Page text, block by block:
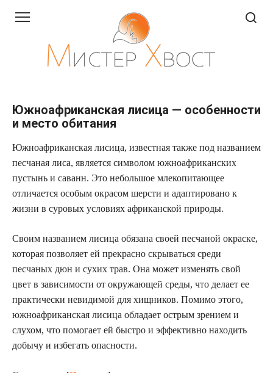
Южноафриканская лисица — особенности
и место обитания
Южноафриканская лисица, известная также под названием
песчаная лиса, является символом южноафриканских
пустынь и саванн. Это небольшое млекопитающее
отличается особым окрасом шерсти и адаптировано к
жизни в суровых условиях африканской природы.
Своим названием лисица обязана своей песчаной окраске,
которая позволяет ей прекрасно скрываться среди
песчаных дюн и сухих трав. Она может изменять свой
цвет в зависимости от окружающей среды, что делает ее
практически невидимой для хищников. Помимо этого,
южноафриканская лисица обладает острым зрением и
слухом, что помогает ей быстро и эффективно находить
добычу и избегать опасности.